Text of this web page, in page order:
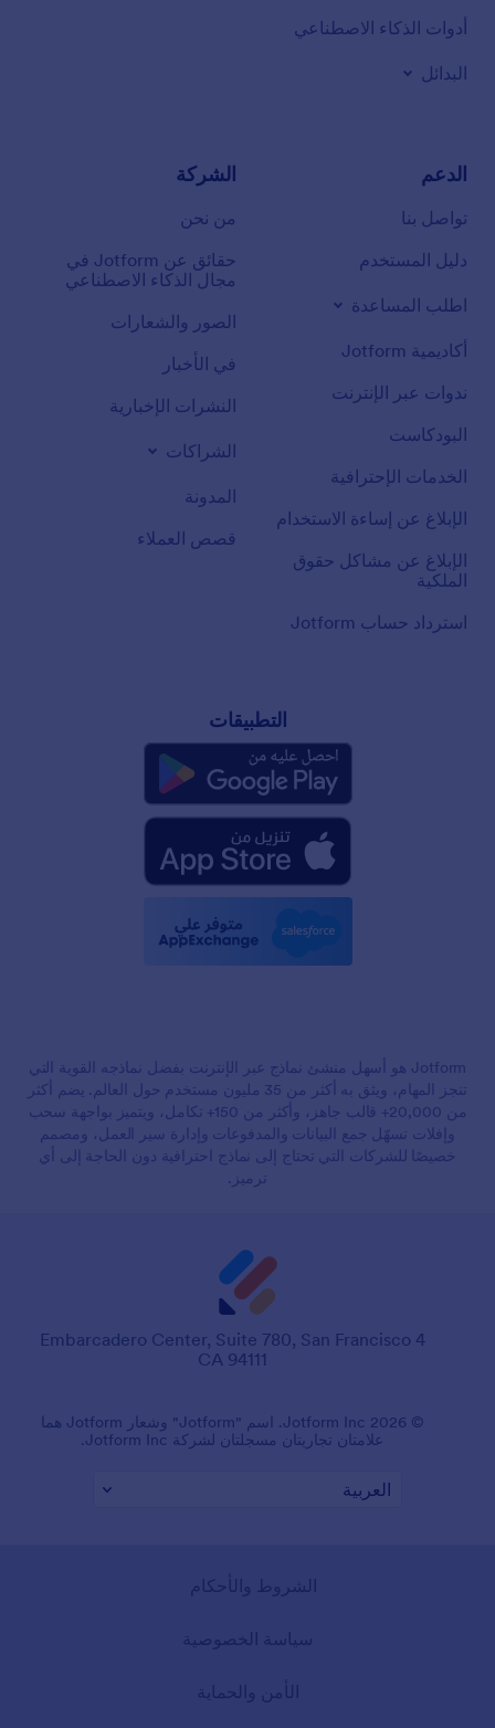
أدوات الذكاء الاصطناعي
البدائل
الدعم
تواصل بنا
دليل المستخدم
اطلب المساعدة
أكاديمية Jotform
ندوات عبر الإنترنت
البودكاست
الخدمات الإحترافية
الإبلاغ عن إساءة الاستخدام
الإبلاغ عن مشاكل حقوق
الملكية
استرداد حساب Jotform
الشركة
من نحن
حقائق عن Jotform في
مجال الذكاء الاصطناعي
الصور والشعارات
في الأخبار
النشرات الإخبارية
الشراكات
المدونة
قصص العملاء
التطبيقات
Jotform هو أسهل منشئ نماذج عبر الإنترنت بفضل نماذجه القوية التي
تنجز المهام، ويثق به أكثر من 35 مليون مستخدم حول العالم. يضم أكثر
من 20,000+ قالب جاهز، وأكثر من 150+ تكامل، ويتميز بواجهة سحب
وإفلات تسهّل جمع البيانات والمدفوعات وإدارة سير العمل، ومصمم
خصيصًا للشركات التي تحتاج إلى نماذج احترافية دون الحاجة إلى أي
ترميز.
4 Embarcadero Center, Suite 780, San Francisco
CA 94111
© 2026 Jotform Inc. اسم "Jotform" وشعار Jotform هما
علامتان تجاريتان مسجلتان لشركة Jotform Inc.
الشروط والأحكام
سياسة الخصوصية
الأمن والحماية